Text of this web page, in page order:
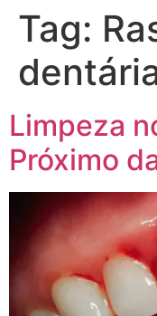
Tag:
Limpeza
Próximo